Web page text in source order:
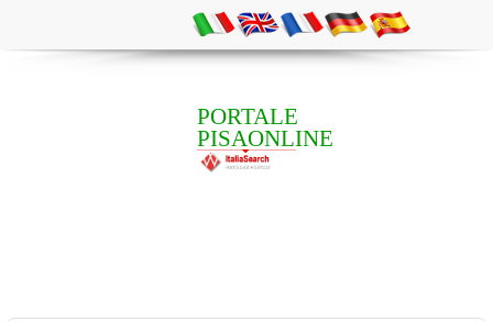
PORTALE
PISAONLINE